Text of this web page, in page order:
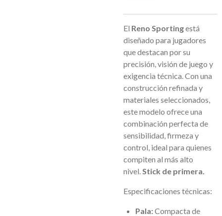
El Reno Sportingestá
diseñado para jugadores
que destacan por su
precisión, visión de juego y
exigencia técnica. Con una
construcción refinada y
materiales seleccionados,
este modelo ofrece una
combinación perfecta de
sensibilidad, firmeza y
control, ideal para quienes
compiten al más alto
nivel.Stick de primera.
Especificaciones técnicas:
Pala:Compacta de